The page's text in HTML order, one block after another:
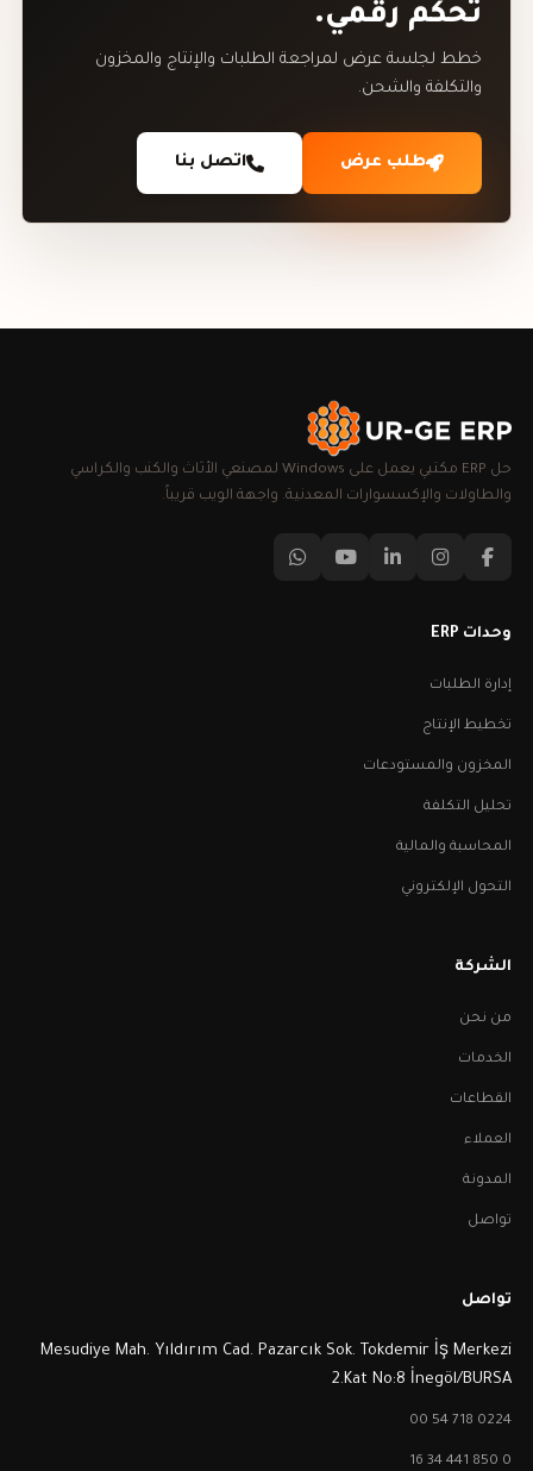
تحكم رقمي.
خطط لجلسة عرض لمراجعة الطلبات والإنتاج والمخزون
والتكلفة والشحن.
طلب عرض اتصل بنا
حل ERP مكتبي يعمل على Windows لمصنعي الأثاث والكنب والكراسي
والطاولات والإكسسوارات المعدنية. واجهة الويب قريباً.
وحدات ERP
إدارة الطلبات
تخطيط الإنتاج
المخزون والمستودعات
تحليل التكلفة
المحاسبة والمالية
التحول الإلكتروني
الشركة
من نحن
الخدمات
القطاعات
العملاء
المدونة
تواصل
تواصل
Mesudiye Mah. Yıldırım Cad. Pazarcık Sok. Tokdemir İş Merkezi
2.Kat No:8 İnegöl/BURSA
0224 718 54 00
0 850 441 34 16